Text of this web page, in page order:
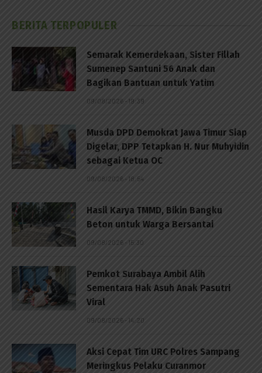
BERITA TERPOPULER
Semarak Kemerdekaan, Sister Fillah
Sumenep Santuni 56 Anak dan
Bagikan Bantuan untuk Yatim
09/08/2026 - 19:39
Musda DPD Demokrat Jawa Timur Siap
Digelar, DPP Tetapkan H. Nur Muhyidin
sebagai Ketua OC
09/08/2026 - 18:54
Hasil Karya TMMD, Bikin Bangku
Beton untuk Warga Bersantai
09/08/2026 - 15:30
Pemkot Surabaya Ambil Alih
Sementara Hak Asuh Anak Pasutri
Viral
09/08/2026 - 14:20
Aksi Cepat Tim URC Polres Sampang
Meringkus Pelaku Curanmor